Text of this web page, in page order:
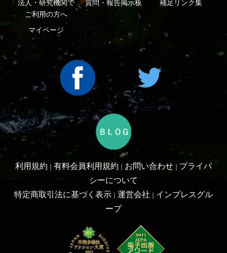
有料会員利用規約 お問い合わせ ｜プライバ
シーについて
特定商取引法に基づく表示
運営会社｜インプレスグル
ープ
Copyright ©2016 Yama-kei Publishers co.,Ltd.
An impress Group Company. All rights reserved.